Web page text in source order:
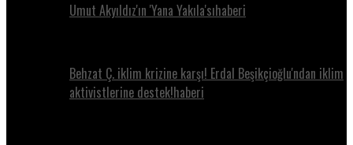
Umut Akyıldız'ın 'Yana Yakıla'sıhaberi
Behzat Ç. iklim krizine karşı! Erdal Beşikçioğlu'ndan iklim
aktivistlerine destek!haberi